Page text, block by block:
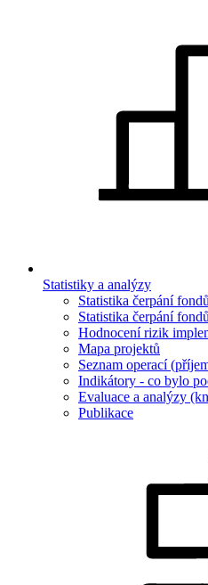
Statistiky a analýzy
Statistika čerpání
Statistika čerpání
Hodnocení rizik
Mapa projektů
Seznam operací
Indikátory - co bylo
Evaluace a analýzy
Publikace